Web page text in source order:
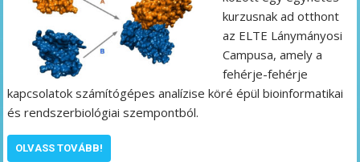
kurzusnak ad otthont
az ELTE Lánymányosi
Campusa, amely a
fehérje-fehérje
kapcsolatok számítógépes analízise köré épül bioinformatikai
és rendszerbiológiai szempontból.
OLVASS TOVÁBB!